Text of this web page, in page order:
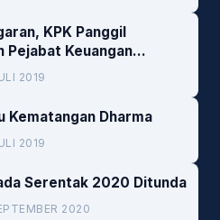
KPK Panggil
Pejabat Keuangan
2019
Kematangan Dharma
2019
Serentak 2020 Ditunda
2020